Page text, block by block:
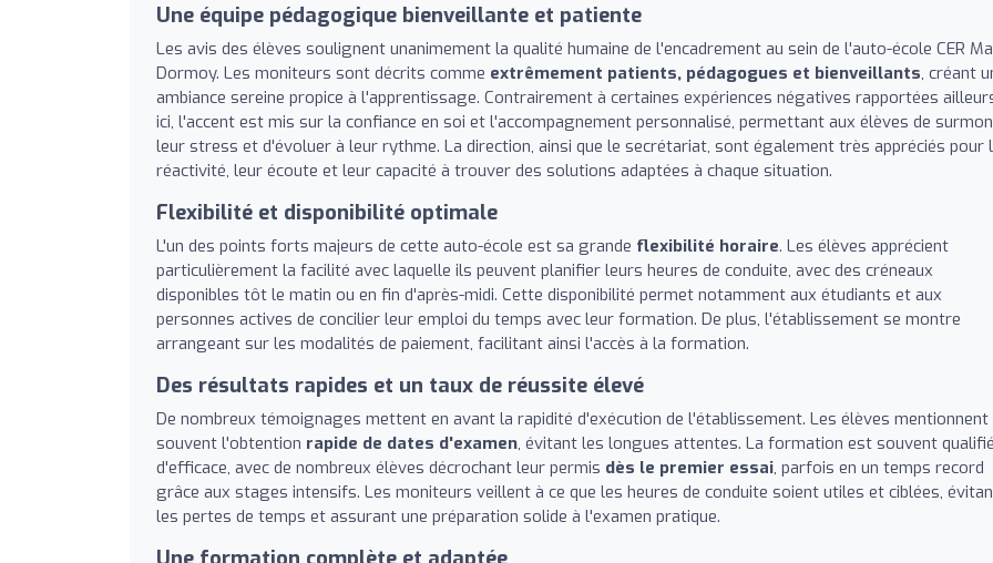
Une équipe pédagogique bienveillante et patiente
Les avis des élèves soulignent unanimement la qualité humaine de l'encadrement au sein de l'auto-école CER
Dormoy. Les moniteurs sont décrits comme extrêmement patients, pédagogues et bienveillants, créant
ambiance sereine propice à l'apprentissage. Contrairement à certaines expériences négatives rapportées
ici, l'accent est mis sur la confiance en soi et l'accompagnement personnalisé, permettant aux élèves de
leur stress et d'évoluer à leur rythme. La direction, ainsi que le secrétariat, sont également très appréciés pour
réactivité, leur écoute et leur capacité à trouver des solutions adaptées à chaque situation.
Flexibilité et disponibilité optimale
L'un des points forts majeurs de cette auto-école est sa grande flexibilité horaire. Les élèves apprécient
particulièrement la facilité avec laquelle ils peuvent planifier leurs heures de conduite, avec des créneaux
disponibles tôt le matin ou en fin d'après-midi. Cette disponibilité permet notamment aux étudiants et aux
personnes actives de concilier leur emploi du temps avec leur formation. De plus, l'établissement se montre
arrangeant sur les modalités de paiement, facilitant ainsi l'accès à la formation.
Des résultats rapides et un taux de réussite élevé
De nombreux témoignages mettent en avant la rapidité d'exécution de l'établissement. Les élèves mentionnent
souvent l'obtention rapide de dates d'examen, évitant les longues attentes. La formation est souvent
d'efficace, avec de nombreux élèves décrochant leur permis dès le premier essai, parfois en un temps record
grâce aux stages intensifs. Les moniteurs veillent à ce que les heures de conduite soient utiles et ciblées,
les pertes de temps et assurant une préparation solide à l'examen pratique.